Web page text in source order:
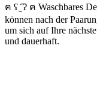
ฅ ʕ ̫͡ ʔ ฅ Waschbares
können nach der
um sich auf Ihre
und dauerhaft.